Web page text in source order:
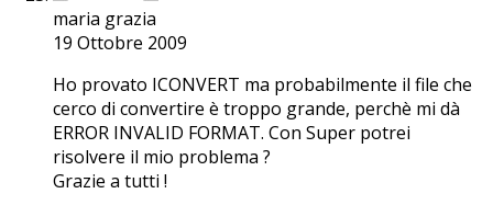
maria grazia
19 Ottobre 2009
Ho provato ICONVERT ma probabilmente il file che
cerco di convertire è troppo grande, perchè mi dà
ERROR INVALID FORMAT. Con Super potrei
risolvere il mio problema ?
Grazie a tutti !